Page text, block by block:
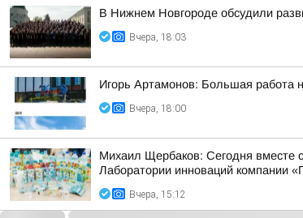
В Нижнем Новгороде обсудили
Вчера, 18:03
Игорь Артамонов: Большая работа
Вчера, 18:00
Михаил Щербаков: Сегодня вместе
Лаборатории инноваций компании
Вчера, 15:12